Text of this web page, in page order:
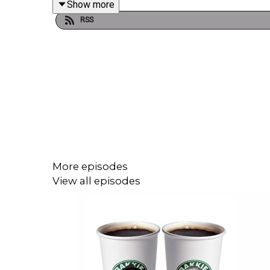
die voorbij komen in de show staan in deze
Show more
RSS
More episodes
View all episodes